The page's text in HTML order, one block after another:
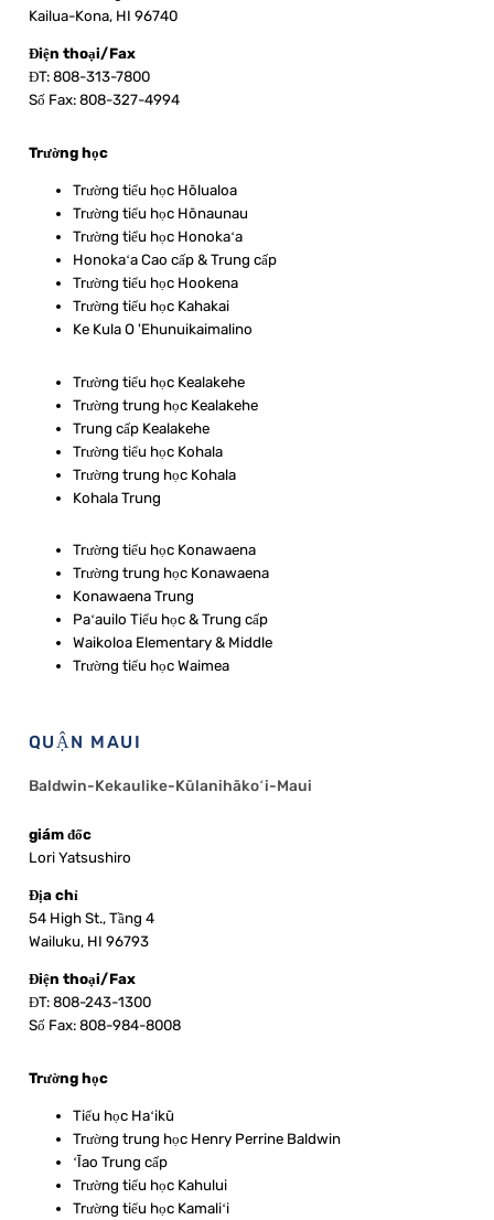
Kailua-Kona, HI 96740
Điện thoại/Fax
ĐT: 808-313-7800
Số Fax: 808-327-4994
Trường học
Trường tiểu học Hōlualoa
Trường tiểu học Hōnaunau
Trường tiểu học Honokaʻa
Honokaʻa Cao cấp & Trung cấp
Trường tiểu học Hookena
Trường tiểu học Kahakai
Ke Kula O 'Ehunuikaimalino
Trường tiểu học Kealakehe
Trường trung học Kealakehe
Trung cấp Kealakehe
Trường tiểu học Kohala
Trường trung học Kohala
Kohala Trung
Trường tiểu học Konawaena
Trường trung học Konawaena
Konawaena Trung
Paʻauilo Tiểu học & Trung cấp
Waikoloa Elementary & Middle
Trường tiểu học Waimea
QUẬN MAUI
Baldwin-Kekaulike-Kūlanihākoʻi-Maui
giám đốc
Lori Yatsushiro
Địa chỉ
54 High St., Tầng 4
Wailuku, HI 96793
Điện thoại/Fax
ĐT: 808-243-1300
Số Fax: 808-984-8008
Trường học
Tiểu học Haʻikū
Trường trung học Henry Perrine Baldwin
ʻĪao Trung cấp
Trường tiểu học Kahului
Trường tiểu học Kamaliʻi